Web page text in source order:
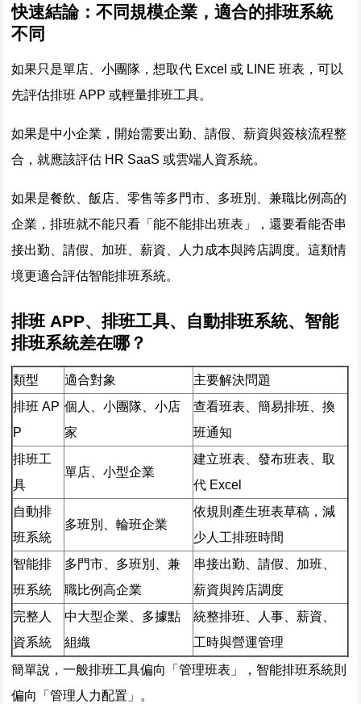
快速結論：不同規模企業，適合的排班系統
不同
如果只是單店、小團隊，想取代 Excel 或 LINE 班表，可以
先評估排班 APP 或輕量排班工具。
如果是中小企業，開始需要出勤、請假、薪資與簽核流程整
合，就應該評估 HR SaaS 或雲端人資系統。
如果是餐飲、飯店、零售等多門市、多班別、兼職比例高的
企業，排班就不能只看「能不能排出班表」，還要看能否串
接出勤、請假、加班、薪資、人力成本與跨店調度。這類情
境更適合評估智能排班系統。
排班 APP、排班工具、自動排班系統、智能
排班系統差在哪？
類型 適合對象
主要解決問題
排班 AP
P
個人、小團隊、小店
家
查看班表、簡易排班、換
班通知
排班工
具
單店、小型企業
建立班表、發布班表、取
代 Excel
自動排
班系統
多班別、輪班企業
依規則產生班表草稿，減
少人工排班時間
智能排
班系統
多門市、多班別、兼
職比例高企業
串接出勤、請假、加班、
薪資與跨店調度
完整人
資系統
中大型企業、多據點
組織
統整排班、人事、薪資、
工時與營運管理
簡單說，一般排班工具偏向「管理班表」，智能排班系統則
偏向「管理人力配置」。